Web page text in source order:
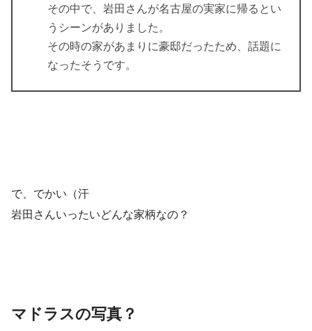
その中で、岩田さんが名古屋の実家に帰るとい
うシーンがありました。
その時の家があまりに豪邸だったため、話題に
なったそうです。
で、でかい（汗
岩田さんいったいどんな家柄なの？
マドラスの写真？